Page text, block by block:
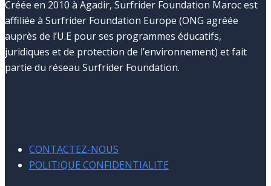
Créée en 2010 à Agadir, Surfrider Foundation Maroc est
affiliée à Surfrider Foundation Europe (ONG agréée
auprès de l’U.E pour ses programmes éducatifs,
juridiques et de protection de l’environnement) et fait
partie du réseau Surfrider Foundation.
CONTACTEZ-NOUS
POLITIQUE CONFIDENTIALITE